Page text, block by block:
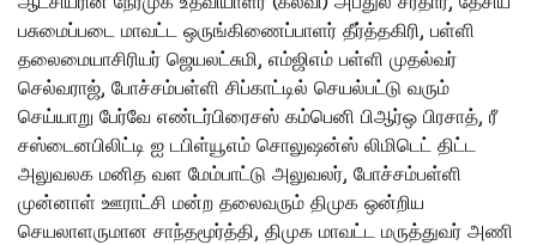
பசுமைப்படை மாவட்ட ஒருங்கிணைப்பாளர் தீர்த்தகிரி, பள்ளி
தலைமையாசிரியர் ஜெயலட்சுமி, எம்ஜிஎம் பள்ளி முதல்வர்
செல்வராஜ், போச்சம்பள்ளி சிப்காட்டில் செயல்பட்டு வரும்
செய்யாறு பேர்வே எண்டர்பிரைசஸ் கம்பெனி பிஆர்ஒ பிரசாத், ரீ
சஸ்டைனபிலிட்டி ஐ டபிள்யூஎம் சொலுஷன்ஸ் லிமிடெட் திட்ட
அலுவலக மனித வள மேம்பாட்டு அலுவலர், போச்சம்பள்ளி
முன்னாள் ஊராட்சி மன்ற தலைவரும் திமுக ஒன்றிய
செயலாளருமான சாந்தமூர்த்தி, திமுக மாவட்ட மருத்துவர் அணி